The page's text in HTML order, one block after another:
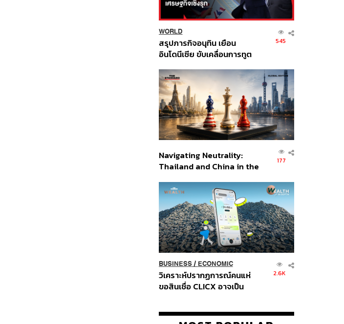
WORLD
สรุปภารกิจอนุทิน เยือน
อินโดนีเซีย ขับเคลื่อนการทูต
ส่วนยุทธศาสตร์ไทย –
อินโดนีเซีย
545
Navigating Neutrality:
Thailand and China in the
Order
177
BUSINESS/ ECONOMIC
วิเคราะห์ปรากฏการณ์คนแห่
ขอสินเชื่อ CLICX อาจเป็น
ปัญหาหนี้ครัวเรือนไทยที่ถูกซุก
2.6K